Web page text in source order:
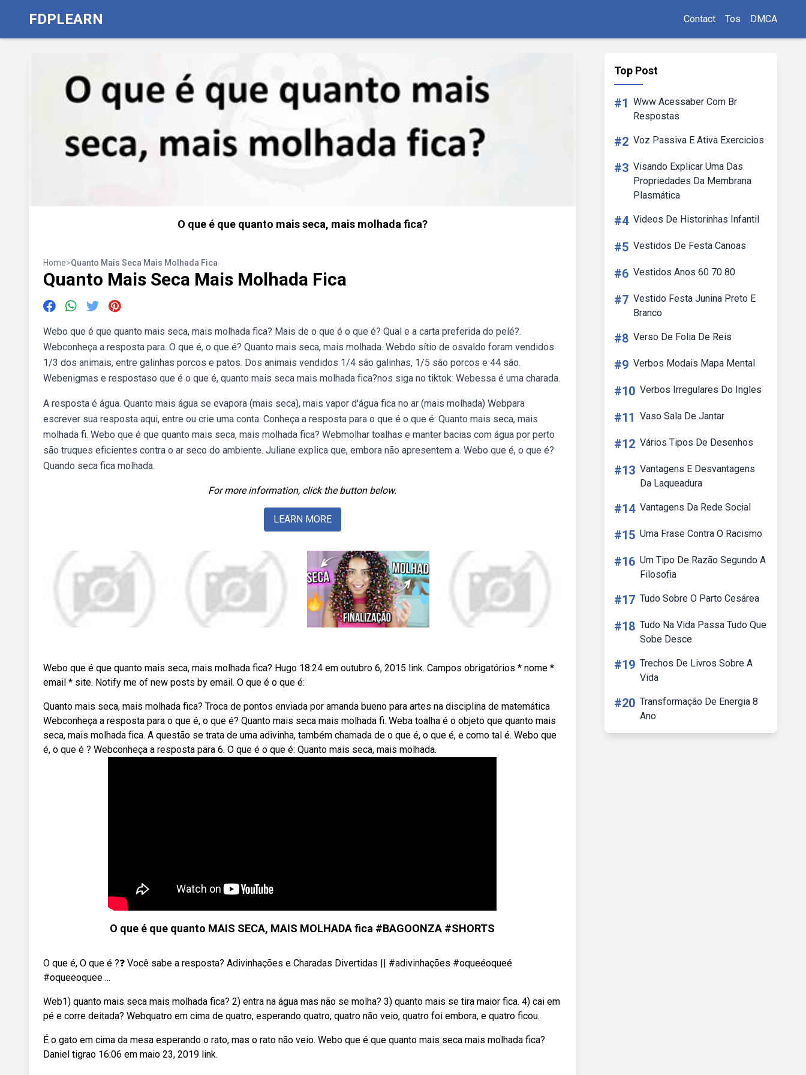
FDPLEARN Contact Tos DMCA
O que é que quanto mais seca, mais molhada fica?
Home>Quanto Mais Seca Mais Molhada Fica
Quanto Mais Seca Mais Molhada Fica
Webo que é que quanto mais seca, mais molhada fica? Mais de o que é o que é? Qual e a carta preferida do pelé?.
Webconheça a resposta para. O que é, o que é? Quanto mais seca, mais molhada. Webdo sítio de osvaldo foram vendidos
1/3 dos animais, entre galinhas porcos e patos. Dos animais vendidos 1/4 são galinhas, 1/5 são porcos e 44 são.
Webenigmas e respostaso que é o que é, quanto mais seca mais molhada fica?nos siga no tiktok: Webessa é uma charada.
A resposta é água. Quanto mais água se evapora (mais seca), mais vapor d'água fica no ar (mais molhada) Webpara
escrever sua resposta aqui, entre ou crie uma conta. Conheça a resposta para o que é o que é: Quanto mais seca, mais
molhada fi. Webo que é que quanto mais seca, mais molhada fica? Webmolhar toalhas e manter bacias com água por perto
são truques eficientes contra o ar seco do ambiente. Juliane explica que, embora não apresentem a. Webo que é, o que é?
Quando seca fica molhada.
For more information, click the button below.
LEARN MORE
Webo que é que quanto mais seca, mais molhada fica? Hugo 18:24 em outubro 6, 2015 link. Campos obrigatórios * nome *
email * site. Notify me of new posts by email. O que é o que é:
Quanto mais seca, mais molhada fica? Troca de pontos enviada por amanda bueno para artes na disciplina de matemática
Webconheça a resposta para o que é, o que é? Quanto mais seca mais molhada fi. Weba toalha é o objeto que quanto mais
seca, mais molhada fica. A questão se trata de uma adivinha, também chamada de o que é, o que é, e como tal é. Webo que
é, o que é ? Webconheça a resposta para 6. O que é o que é: Quanto mais seca, mais molhada.
O que é que quanto MAIS SECA, MAIS MOLHADA fica #BAGOONZA #SHORTS
O que é, O que é ?❓ Você sabe a resposta? Adivinhações e Charadas Divertidas || #adivinhações #oqueéoqueé
#oqueeoquee ...
Web1) quanto mais seca mais molhada fica? 2) entra na água mas não se molha? 3) quanto mais se tira maior fica. 4) cai em
pé e corre deitada? Webquatro em cima de quatro, esperando quatro, quatro não veio, quatro foi embora, e quatro ficou.
É o gato em cima da mesa esperando o rato, mas o rato não veio. Webo que é que quanto mais seca mais molhada fica?
Daniel tigrao 16:06 em maio 23, 2019 link.
Top Post
#1 Www Acessaber Com Br
Respostas
#2 Voz Passiva E Ativa Exercicios
#3 Visando Explicar Uma Das
Propriedades Da Membrana
Plasmática
#4 Videos De Historinhas Infantil
#5 Vestidos De Festa Canoas
#6 Vestidos Anos 60 70 80
#7 Vestido Festa Junina Preto E
Branco
#8 Verso De Folia De Reis
#9 Verbos Modais Mapa Mental
#10 Verbos Irregulares Do Ingles
#11 Vaso Sala De Jantar
#12 Vários Tipos De Desenhos
#13 Vantagens E Desvantagens
Da Laqueadura
#14 Vantagens Da Rede Social
#15 Uma Frase Contra O Racismo
#16 Um Tipo De Razão Segundo A
Filosofia
#17 Tudo Sobre O Parto Cesárea
#18 Tudo Na Vida Passa Tudo Que
Sobe Desce
#19 Trechos De Livros Sobre A
Vida
#20 Transformação De Energia 8
Ano